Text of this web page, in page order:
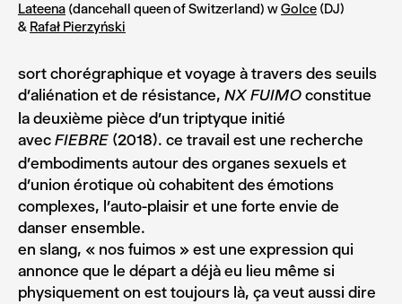
sort chorégraphique et voyage à travers des seuils
d’aliénation et de résistance, NX FUIMO constitue
la deuxième pièce d’un triptyque initié
avec FIEBRE (2018). ce travail est une recherche
d’embodiments autour des organes sexuels et
d’union érotique où cohabitent des émotions
complexes, l’auto-plaisir et une forte envie de
danser ensemble.
en slang, « nos fuimos » est une expression qui
annonce que le départ a déjà eu lieu même si
physiquement on est toujours là, ça veut aussi dire
Lateena (dancehall queen of Switzerland) wGolce (DJ)
& Rafał Pierzyński